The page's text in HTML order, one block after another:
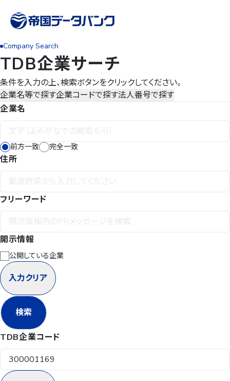
Company Search
TDB企業サーチ
条件を入力の上、検索ボタンをクリックしてください。
企業名等で探す企業コードで探す法人番号で探す
企業名
前方一致 完全一致
住所
フリーワード
開示情報
公開している企業
入力クリア
検索
TDB企業コード